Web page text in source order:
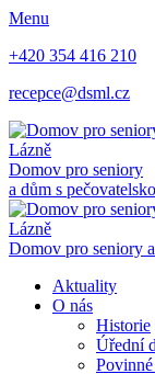
Menu
+420 354 416 210
recepce@dsml.cz
Domov pro seniory
a dům s
Domov pro seniory
Aktuality
O nás
Historie
Úřední